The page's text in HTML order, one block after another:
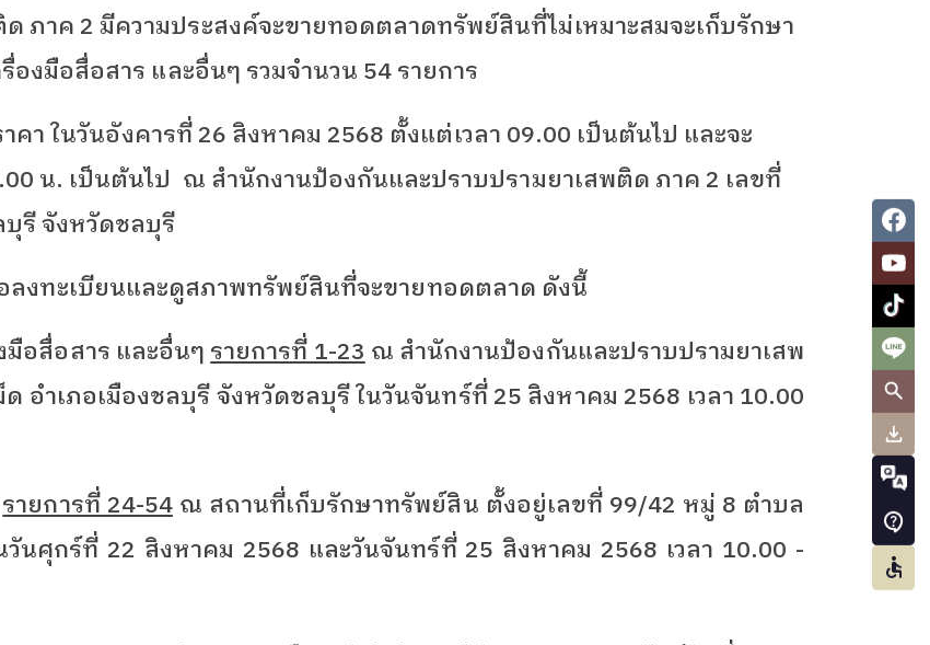
ภาค 2มีความประสงค์จะขายทอดตลาดทรัพย์สินที่ไม่เหมาะสมจะเก็บรักษา
องมือสื่อสาร และอื่นๆ รวมจำนวน 54รายการ
คา ในวันอังคารที่ 26 สิงหาคม 2568 ตั้งแต่เวลา 09.00 เป็นต้นไป และจะ
น. เป็นต้นไป ณ สำนักงานป้องกันและปราบปรามยาเสพติด ภาค 2 เลขที่
บุรี จังหวัดชลบุรี
ลงทะเบียนและดูสภาพทรัพย์สินที่จะขายทอดตลาด ดังนี้
สื่อสาร และอื่นๆรายการที่ 1-23ณ สำนักงานป้องกันและปราบปรามยาเสพ
อำเภอเมืองชลบุรี จังหวัดชลบุรี ในวันจันทร์ที่ 25 สิงหาคม 2568 เวลา 10.00
รายการที่ 24-54ณ สถานที่เก็บรักษาทรัพย์สิน ตั้งอยู่เลขที่ 99/42 หมู่ 8 ตำบล
นศุกร์ที่ 22 สิงหาคม 2568 และวันจันทร์ที่ 25 สิงหาคม 2568 เวลา 10.00 -